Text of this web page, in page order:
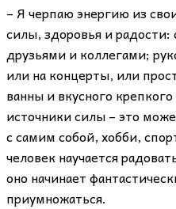
– Я черпаю энергию из
силы, здоровья и
друзьями и коллегами;
или на концерты, или
ванны и вкусного
источники силы – это
с самим собой, хобби,
человек научается
оно начинает
приумножаться.